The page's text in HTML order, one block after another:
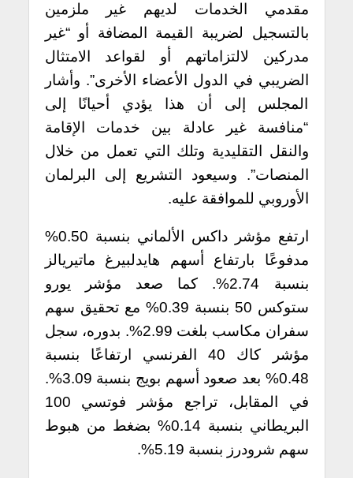
مقدمي الخدمات لديهم غير ملزمين
بالتسجيل لضريبة القيمة المضافة أو “غير
مدركين لالتزاماتهم أو لقواعد الامتثال
الضريبي في الدول الأعضاء الأخرى”. وأشار
المجلس إلى أن هذا يؤدي أحيانًا إلى
“منافسة غير عادلة بين خدمات الإقامة
والنقل التقليدية وتلك التي تعمل من خلال
المنصات”. وسيعود التشريع إلى البرلمان
الأوروبي للموافقة عليه.
ارتفع مؤشر داكس الألماني بنسبة 0.50%
مدفوعًا بارتفاع أسهم هايدلبيرغ ماتيريالز
بنسبة 2.74%. كما صعد مؤشر يورو
ستوكس 50 بنسبة 0.39% مع تحقيق سهم
سفران مكاسب بلغت 2.99%. بدوره، سجل
مؤشر كاك 40 الفرنسي ارتفاعًا بنسبة
0.48% بعد صعود أسهم بويج بنسبة 3.09%.
في المقابل، تراجع مؤشر فوتسي 100
البريطاني بنسبة 0.14% بضغط من هبوط
سهم شرودرز بنسبة 5.19%.